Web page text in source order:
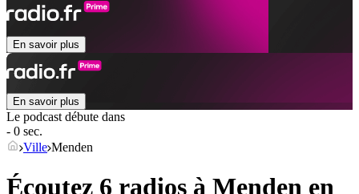
En savoir plus
En savoir plus
Le podcast débute dans
- 0 sec.
Ville Menden
Écoutez 6 radios à Menden en